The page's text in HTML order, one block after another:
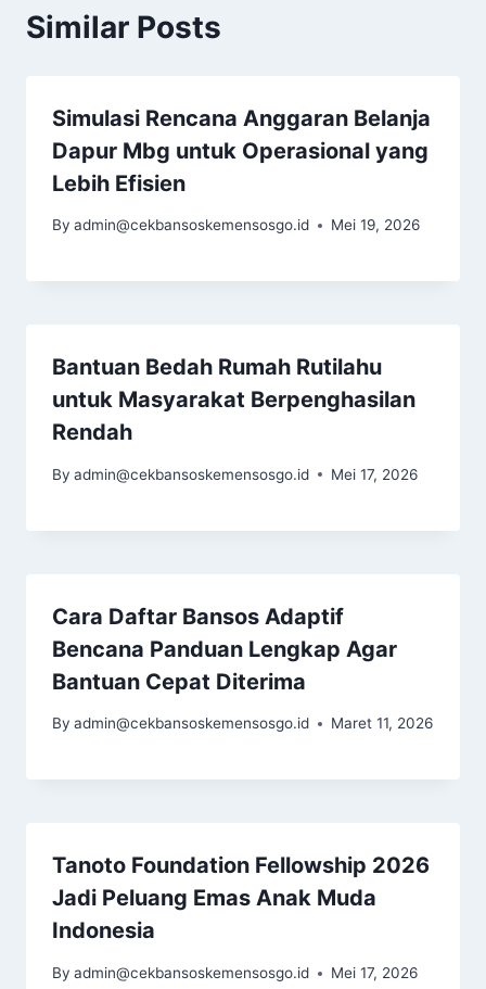
Similar Posts
Simulasi Rencana Anggaran Belanja
Dapur Mbg untuk Operasional yang
Lebih Efisien
By admin@cekbansoskemensosgo.id Mei 19, 2026
Bantuan Bedah Rumah Rutilahu
untuk Masyarakat Berpenghasilan
Rendah
By admin@cekbansoskemensosgo.id Mei 17, 2026
Cara Daftar Bansos Adaptif
Bencana Panduan Lengkap Agar
Bantuan Cepat Diterima
By admin@cekbansoskemensosgo.id Maret 11, 2026
Tanoto Foundation Fellowship 2026
Jadi Peluang Emas Anak Muda
Indonesia
By admin@cekbansoskemensosgo.id Mei 17, 2026